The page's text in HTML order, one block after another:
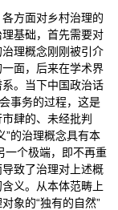
方面对乡村治理的
基础，首先需要对
理概念刚刚被引介
面，后来在学术界
。当下中国政治话
事务的过程，这是
肆的、未经批判
”的治理概念具有本
一个极端，即不再重
致了治理对上述概
义。从本体范畴上
象的“独有的自然”